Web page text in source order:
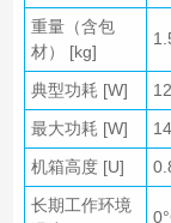
重量（含包
材） [kg]
典型功耗 [W]
最大功耗 [W]
机箱高度 [U]
长期工作环境